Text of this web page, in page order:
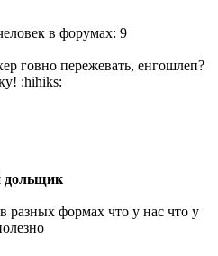
говно пережевать, енгошлеп?
:hihiks:
дольщик
разных формах что у нас что у